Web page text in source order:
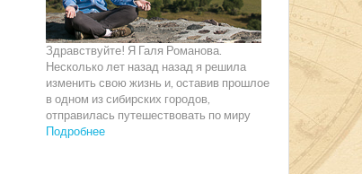
Здравствуйте! Я Галя Романова.
Несколько лет назад назад я решила
изменить свою жизнь и, оставив прошлое
в одном из сибирских городов,
отправилась путешествовать по миру
Подробнее